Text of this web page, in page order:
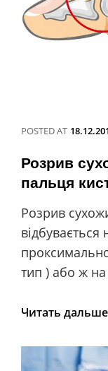
POSTED AT
Розрив
пальця
Розрив
відбувається
тип ) або ж на
Читать